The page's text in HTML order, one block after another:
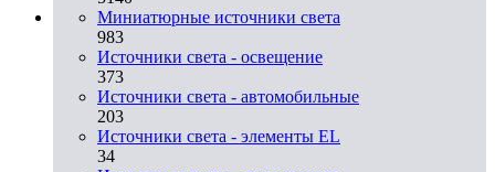
Миниатюрные источники света
983
Источники света - освещение
373
Источники света - автомобильные
203
Источники света - элементы EL
34